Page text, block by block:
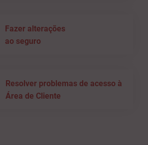
Fazer alterações
ao seguro
Resolver problemas de acesso à
Área de Cliente